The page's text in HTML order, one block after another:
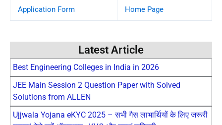
Application Form Home Page
Latest Article
Best Engineering Colleges in India in 2026
JEE Main Session 2 Question Paper with Solved
Solutions from ALLEN
Ujjwala Yojana eKYC 2025 – सभी गैस लाभार्थियों के लिए जरूरी